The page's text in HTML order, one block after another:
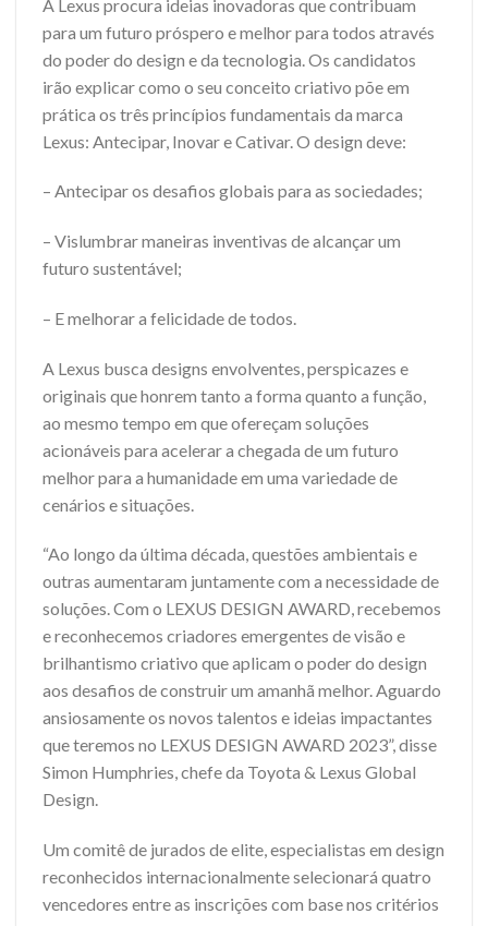
A Lexus procura ideias inovadoras que contribuam
para um futuro próspero e melhor para todos através
do poder do design e da tecnologia. Os candidatos
irão explicar como o seu conceito criativo põe em
prática os três princípios fundamentais da marca
Lexus: Antecipar, Inovar e Cativar. O design deve:
– Antecipar os desafios globais para as sociedades;
– Vislumbrar maneiras inventivas de alcançar um
futuro sustentável;
– E melhorar a felicidade de todos.
A Lexus busca designs envolventes, perspicazes e
originais que honrem tanto a forma quanto a função,
ao mesmo tempo em que ofereçam soluções
acionáveis para acelerar a chegada de um futuro
melhor para a humanidade em uma variedade de
cenários e situações.
“Ao longo da última década, questões ambientais e
outras aumentaram juntamente com a necessidade de
soluções. Com o LEXUS DESIGN AWARD, recebemos
e reconhecemos criadores emergentes de visão e
brilhantismo criativo que aplicam o poder do design
aos desafios de construir um amanhã melhor. Aguardo
ansiosamente os novos talentos e ideias impactantes
que teremos no LEXUS DESIGN AWARD 2023”, disse
Simon Humphries, chefe da Toyota & Lexus Global
Design.
Um comitê de jurados de elite, especialistas em design
reconhecidos internacionalmente selecionará quatro
vencedores entre as inscrições com base nos critérios